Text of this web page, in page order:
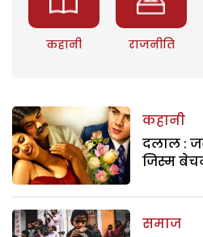
कहानी राजनीति
कहानी
दलाल :
जिस्म
समाज